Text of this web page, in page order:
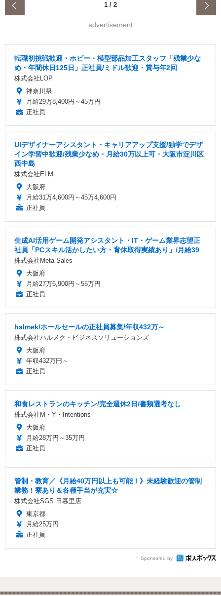
1 / 2
advertisement
転職初挑戦歓迎・ホビー・模型部品加工スタッフ「残業少な
め・年間休日125日」正社員/ミドル歓迎・賞与年2回
株式会社LOP
神奈川県
月給29万8,400円～45万円
正社員
UIデザイナーアシスタント・キャリアアップ支援/独学でデザ
イン学習中歓迎/残業少なめ・月給30万以上可・大阪市淀川区
西中島
株式会社ELM
大阪府
月給31万4,600円～45万4,600円
正社員
生成AI活用ゲーム開発アシスタント・IT・ゲーム業界志望正
社員「PCスキル活かしたい方・育休取得実績あり」/月給39
株式会社Meta Sales
大阪府
月給27万6,900円～55万円
正社員
halmek/ホールセールの正社員募集/年収432万～
株式会社ハルメク・ビジネスソリューションズ
大阪府
年収432万円～
正社員
和食レストランのキッチン/完全週休2日/書類選考なし
株式会社M・Y・Intentions
大阪府
月給28万円～35万円
正社員
管制・教育／《月給40万円以上も可能！》未経験歓迎の管制
業務！寮あり＆各種手当が充実☆
株式会社SGS 日暮里店
東京都
月給25万円
正社員
Sponsored by